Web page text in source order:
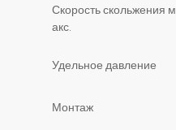
Скорость скольжения м
акс.
Удельное давление
Монтаж